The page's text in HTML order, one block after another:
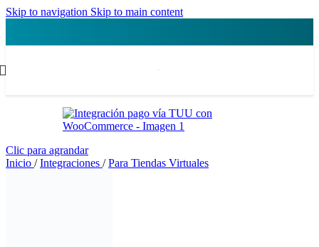
Skip to navigation Skip to main content
Clic para agrandar
Inicio / Integraciones / Para Tiendas Virtuales